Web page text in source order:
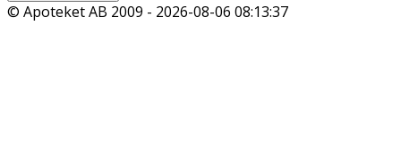
© Apoteket AB 2009 - 2026-08-06 08:13:37